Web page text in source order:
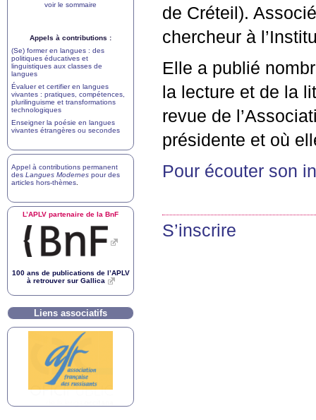
de Créteil).
chercheur à
Elle a publié
la lecture et de la
revue de
présidente et où
Pour écouter son
S’inscrire
voir le sommaire
Appels à contributions :
(Se) former en langues : des
politiques éducatives et
linguistiques aux classes de
langues
Évaluer et certifier en langues
vivantes : pratiques, compétences,
plurilinguisme et transformations
technologiques
Enseigner la poésie en langues
vivantes étrangères ou secondes
Appel à contributions permanent
des Langues Modernes pour des
articles hors-thèmes
L’APLV partenaire de la BnF
100 ans de publications de l’APLV
à retrouver sur Gallica
Liens associatifs